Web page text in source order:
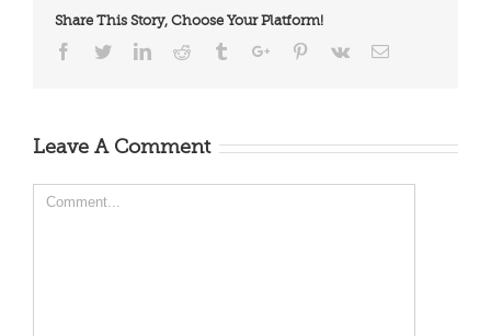
Share This Story, Choose Your Platform!
Facebook
TwitterLinkedinReddit TumblrGoogle+Pinterest
Vk Email
Leave A Comment
Comment